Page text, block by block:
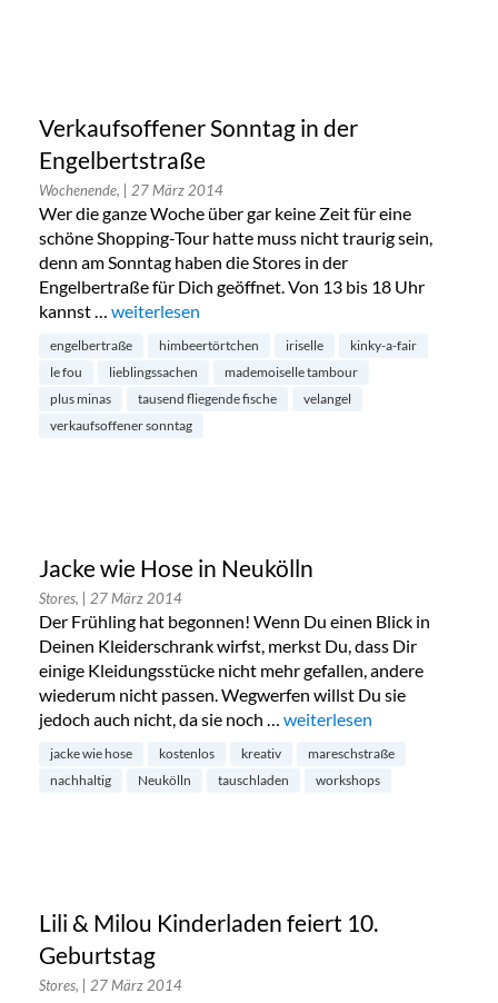
Verkaufsoffener Sonntag in der
Engelbertstraße
Wochenende, | 27 März 2014
Wer die ganze Woche über gar keine Zeit für eine
schöne Shopping-Tour hatte muss nicht traurig sein,
denn am Sonntag haben die Stores in der
Engelbertraße für Dich geöffnet. Von 13 bis 18 Uhr
kannst … „Verkaufsoffener Sonntag in der Engelbertstraße“
weiterlesen
engelbertraße himbeertörtchen iriselle
kinky-a-fair
le fou
lieblingssachen
mademoiselle tambour
plus minas
tausend fliegende fische
velangel
verkaufsoffener sonntag
Jacke wie Hose in Neukölln
Stores, | 27 März 2014
Der Frühling hat begonnen! Wenn Du einen Blick in
Deinen Kleiderschrank wirfst, merkst Du, dass Dir
einige Kleidungsstücke nicht mehr gefallen, andere
wiederum nicht passen. Wegwerfen willst Du sie
jedoch auch nicht, da sie noch … „Jacke wie Hose in
weiterlesen
jacke wie hose kostenlos kreativ
mareschstraße
nachhaltig
Neukölln tauschladen workshops
Lili & Milou Kinderladen feiert 10.
Geburtstag
Stores, | 27 März 2014